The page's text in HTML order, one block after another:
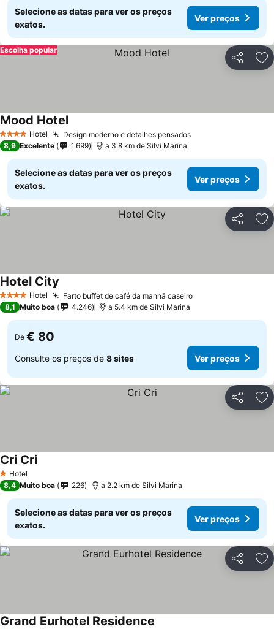
Selecione as datas para ver os preços
exatos.
Ver preços
Partilhar
Escolha popular
4 EstrelasHotel Design moderno e detalhes pensados
Mood Hotel
8,9 Excelente 1.699 a 3.8 km de Silvi Marina
Selecione as datas para ver os preços
exatos.
Ver preços
Partilhar
4 EstrelasHotel Farto buffet de café da manhã caseiro
Hotel City
8,1 Muito boa 4.246 a 5.4 km de Silvi Marina
De € 80
Consulte os preços de 8 sites Ver preços
Partilhar
1 Estrelas
Hotel
Cri Cri
8,4 Muito boa 226 a 2.2 km de Silvi Marina
Selecione as datas para ver os preços
exatos.
Ver preços
Partilhar
Grand Eurhotel Residence